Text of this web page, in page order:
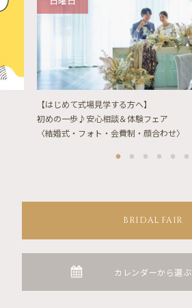
【はじめて式場見学する方へ】
初めの一歩♪安心相談＆体験フェア
〈結婚式・フォト・会費制・顔合わせ〉
BRIDAL FAIR
カレンダーから選ぶ